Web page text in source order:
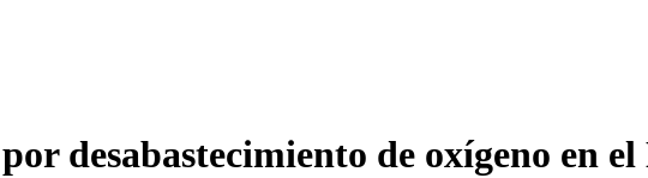
desabastecimiento de oxígeno en